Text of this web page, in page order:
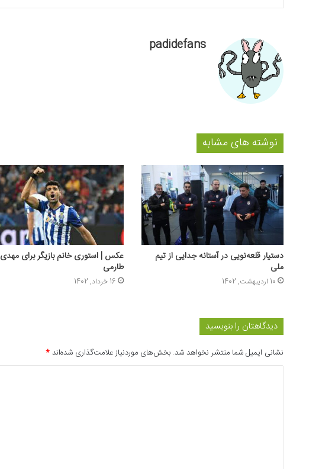
padidefans
نوشته های مشابه
دستیار قلعه‌نویی در آستانه جدایی از تیم
ملی
10 اردیبهشت, 1402
عکس | استوری خانم بازیگر برای مهدی
طارمی
16 خرداد, 1402
دیدگاهتان را بنویسید
نشانی ایمیل شما منتشر نخواهد شد. بخش‌های موردنیاز علامت‌گذاری شده‌اند*